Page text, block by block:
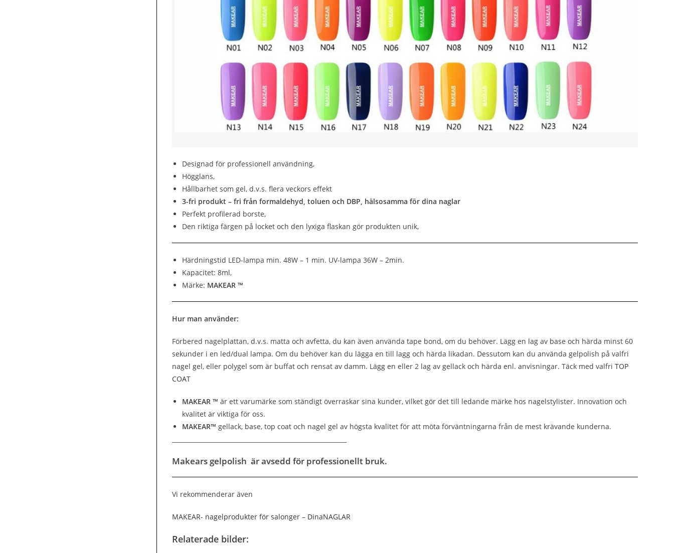
Designad för professionell användning,
Högglans,
Hållbarhet som gel, d.v.s. flera veckors effekt
3-fri produkt – fri från formaldehyd, toluen och DBP, hälsosamma för dina naglar
Perfekt profilerad borste,
Den riktiga färgen på locket och den lyxiga flaskan gör produkten unik,
Härdningstid LED-lampa min. 48W – 1 min. UV-lampa 36W – 2min.
Kapacitet: 8ml,
Märke: MAKEAR ™
Hur man använder:
Förbered nagelplattan, d.v.s. matta och avfetta, du kan även använda tape bond, om du behöver. Lägg en lag av base och härda minst 60
sekunder i en led/dual lampa. Om du behöver kan du lägga en till lagg och härda likadan. Dessutom kan du använda gelpolish på valfri
nagel gel, eller polygel som är buffat och rensat av damm. Lägg en eller 2 lag av gellack och härda enl. anvisningar. Täck med valfri TOP
COAT
MAKEAR ™ är ett varumärke som ständigt överraskar sina kunder, vilket gör det till ledande märke hos nagelstylister. Innovation och
kvalitet är viktiga för oss.
MAKEAR™ gellack, base, top coat och nagel gel av högsta kvalitet för att möta förväntningarna från de mest krävande kunderna.
Makears gelpolish är avsedd för professionellt bruk.
Vi rekommenderar även
MAKEAR- nagelprodukter för salonger – DinaNAGLAR
Relaterade bilder: